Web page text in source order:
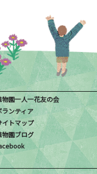
物園一人一花友の会
ランティア
イトマップ
物園ブログ